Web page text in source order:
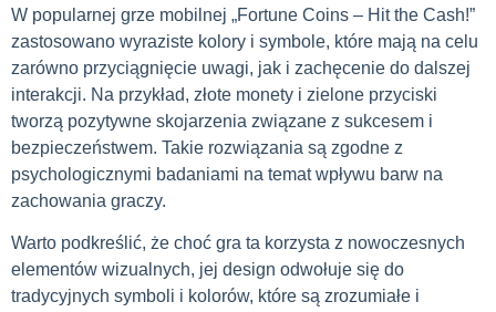
W popularnej grze mobilnej „Fortune Coins – Hit the Cash!”
zastosowano wyraziste kolory i symbole, które mają na celu
zarówno przyciągnięcie uwagi, jak i zachęcenie do dalszej
interakcji. Na przykład, złote monety i zielone przyciski
tworzą pozytywne skojarzenia związane z sukcesem i
bezpieczeństwem. Takie rozwiązania są zgodne z
psychologicznymi badaniami na temat wpływu barw na
zachowania graczy.
Warto podkreślić, że choć gra ta korzysta z nowoczesnych
elementów wizualnych, jej design odwołuje się do
tradycyjnych symboli i kolorów, które są zrozumiałe i